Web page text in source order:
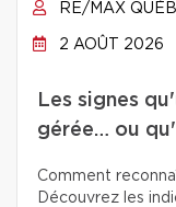
RE/MAX
2 AOÛT 2026
Les signes
gérée… ou
Comment
Découvrez les